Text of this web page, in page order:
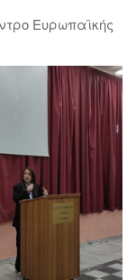
Ευρωπαϊκής